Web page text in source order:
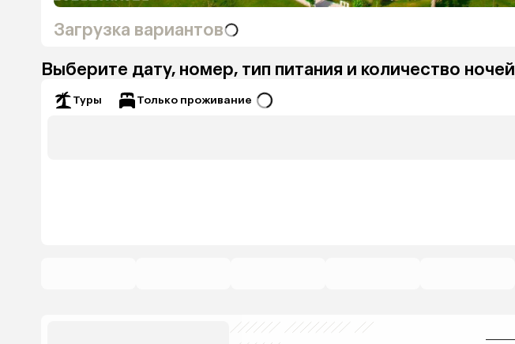
Загрузка вариантов
Выберите дату, номер, тип питания и количество ночей
Туры Только проживание